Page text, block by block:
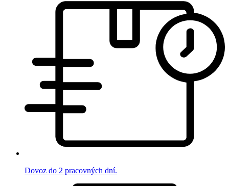
Dovoz do 2 pracovných dní.